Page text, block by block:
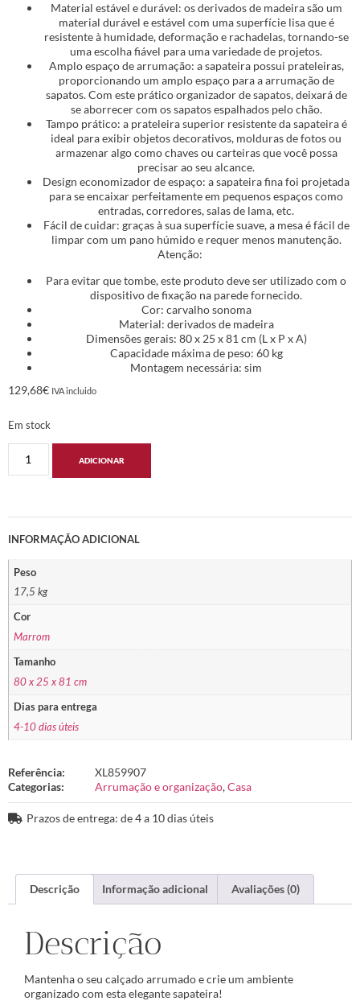
Material estável e durável: os derivados de madeira são um
material durável e estável com uma superfície lisa que é
resistente à humidade, deformação e rachadelas, tornando-se
uma escolha fiável para uma variedade de projetos.
Amplo espaço de arrumação: a sapateira possui prateleiras,
proporcionando um amplo espaço para a arrumação de
sapatos. Com este prático organizador de sapatos, deixará de
se aborrecer com os sapatos espalhados pelo chão.
Tampo prático: a prateleira superior resistente da sapateira é
ideal para exibir objetos decorativos, molduras de fotos ou
armazenar algo como chaves ou carteiras que você possa
precisar ao seu alcance.
Design economizador de espaço: a sapateira fina foi projetada
para se encaixar perfeitamente em pequenos espaços como
entradas, corredores, salas de lama, etc.
Fácil de cuidar: graças à sua superfície suave, a mesa é fácil de
limpar com um pano húmido e requer menos manutenção.
Atenção:
Para evitar que tombe, este produto deve ser utilizado com o
dispositivo de fixação na parede fornecido.
Cor: carvalho sonoma
Material: derivados de madeira
Dimensões gerais: 80 x 25 x 81 cm (L x P x A)
Capacidade máxima de peso: 60 kg
Montagem necessária: sim
129,68€ IVA incluido
Em stock
ADICIONAR
INFORMAÇÃO ADICIONAL
Peso
17,5 kg
Cor
Marrom
Tamanho
80 x 25 x 81 cm
Dias para entrega
4-10 dias úteis
Referência:
XL859907
Categorias:
Arrumação e organização,Casa
Prazos de entrega: de 4 a 10 dias úteis
Descrição Informação adicional Avaliações (0)
Descrição
Mantenha o seu calçado arrumado e crie um ambiente
organizado com esta elegante sapateira!